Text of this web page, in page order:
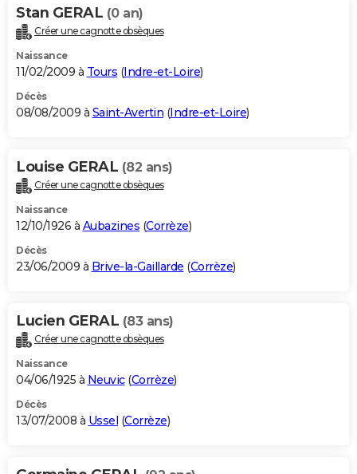
Stan GERAL (0 an)
Créer une cagnotte obsèques
Naissance
11/02/2009 à Tours (Indre-et-Loire)
Décès
08/08/2009 à Saint-Avertin (Indre-et-Loire)
Louise GERAL (82 ans)
Créer une cagnotte obsèques
Naissance
12/10/1926 à Aubazines (Corrèze)
Décès
23/06/2009 à Brive-la-Gaillarde (Corrèze)
Lucien GERAL (83 ans)
Créer une cagnotte obsèques
Naissance
04/06/1925 à Neuvic(Corrèze)
Décès
13/07/2008 à Ussel (Corrèze)